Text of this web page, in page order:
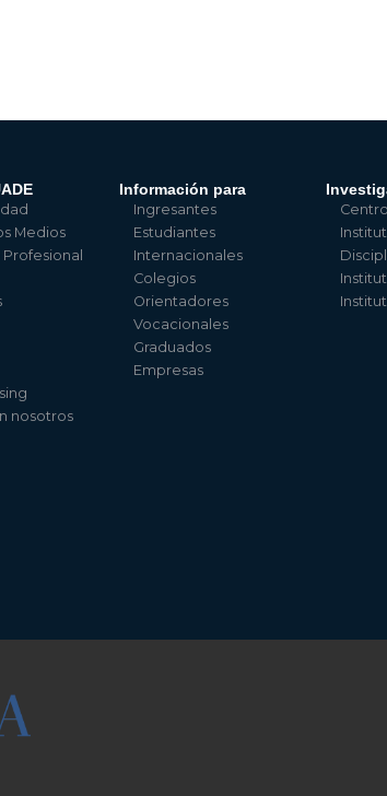
Medios
nosotros
Información para
Ingresantes
Estudiantes
Internacionales
Colegios
Orientadores
Vocacionales
Graduados
Empresas